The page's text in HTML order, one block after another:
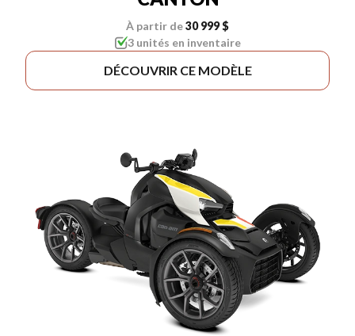
À partir de30 999 $
3 unités en inventaire
DÉCOUVRIR CE MODÈLE